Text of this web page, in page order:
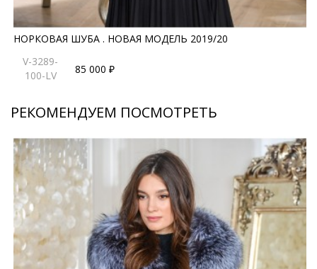
НОРКОВАЯ ШУБА . НОВАЯ МОДЕЛЬ 2019/20
V-3289-
100-LV
85 000 ₽
РЕКОМЕНДУЕМ ПОСМОТРЕТЬ